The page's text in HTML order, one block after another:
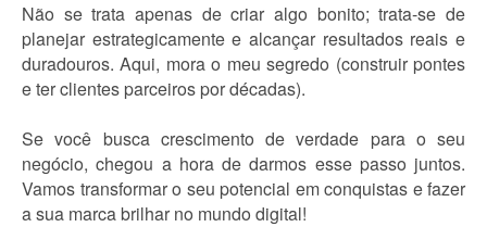
Não se trata apenas de criar algo bonito; trata-se de
planejar estrategicamente e alcançar resultados reais e
duradouros. Aqui, mora o meu segredo (construir pontes
e ter clientes parceiros por décadas).
Se você busca crescimento de verdade para o seu
negócio, chegou a hora de darmos esse passo juntos.
Vamos transformar o seu potencial em conquistas e fazer
a sua marca brilhar no mundo digital!